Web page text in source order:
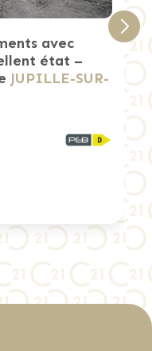
avec
état –
JUPILLE-SUR-